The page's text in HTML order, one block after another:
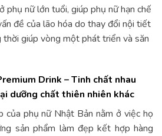
phụ nữ lớn tuổi, giúp phụ nữ hạn chế
đề của lão hóa do thay đổi nội tiết
giúp vòng một phát triển và săn
Drink – Tinh chất nhau
dưỡng chất thiên nhiên khác
của phụ nữ Nhật Bản nằm ở việc họ
sản phẩm làm đẹp kết hợp hàng